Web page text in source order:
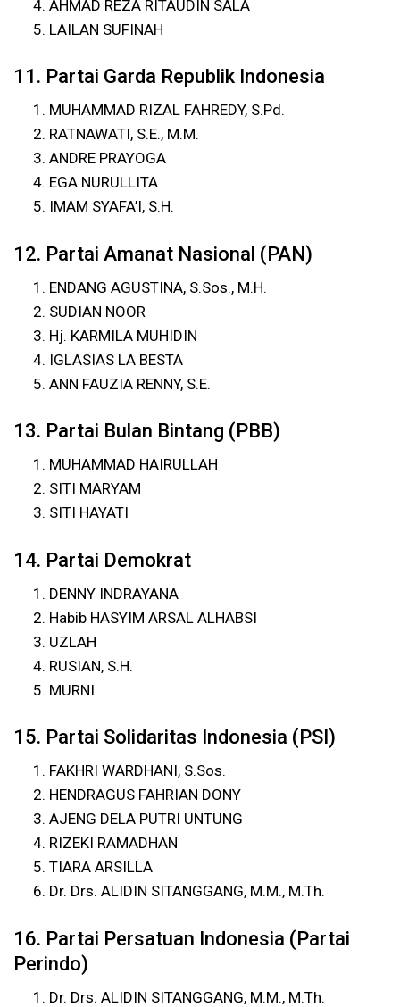
AHMAD REZA RITAUDIN SALA
LAILAN SUFINAH
11. Partai Garda Republik Indonesia
MUHAMMAD RIZAL FAHREDY, S.Pd.
RATNAWATI, S.E., M.M.
ANDRE PRAYOGA
EGA NURULLITA
IMAM SYAFA’I, S.H.
12. Partai Amanat Nasional (PAN)
ENDANG AGUSTINA, S.Sos., M.H.
SUDIAN NOOR
Hj. KARMILA MUHIDIN
IGLASIAS LA BESTA
ANN FAUZIA RENNY, S.E.
13. Partai Bulan Bintang (PBB)
MUHAMMAD HAIRULLAH
SITI MARYAM
SITI HAYATI
14. Partai Demokrat
DENNY INDRAYANA
Habib HASYIM ARSAL ALHABSI
UZLAH
RUSIAN, S.H.
MURNI
15. Partai Solidaritas Indonesia (PSI)
FAKHRI WARDHANI, S.Sos.
HENDRAGUS FAHRIAN DONY
AJENG DELA PUTRI UNTUNG
RIZEKI RAMADHAN
TIARA ARSILLA
Dr. Drs. ALIDIN SITANGGANG, M.M., M.Th.
16. Partai Persatuan Indonesia (Partai
Perindo)
Dr. Drs. ALIDIN SITANGGANG, M.M., M.Th.